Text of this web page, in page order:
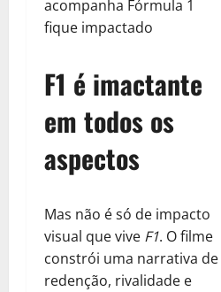
acompanha Fórmula 1
fique impactado
F1 é imactante
em todos os
aspectos
Mas não é só de impacto
visual que vive F1. O filme
constrói uma narrativa de
redenção, rivalidade e